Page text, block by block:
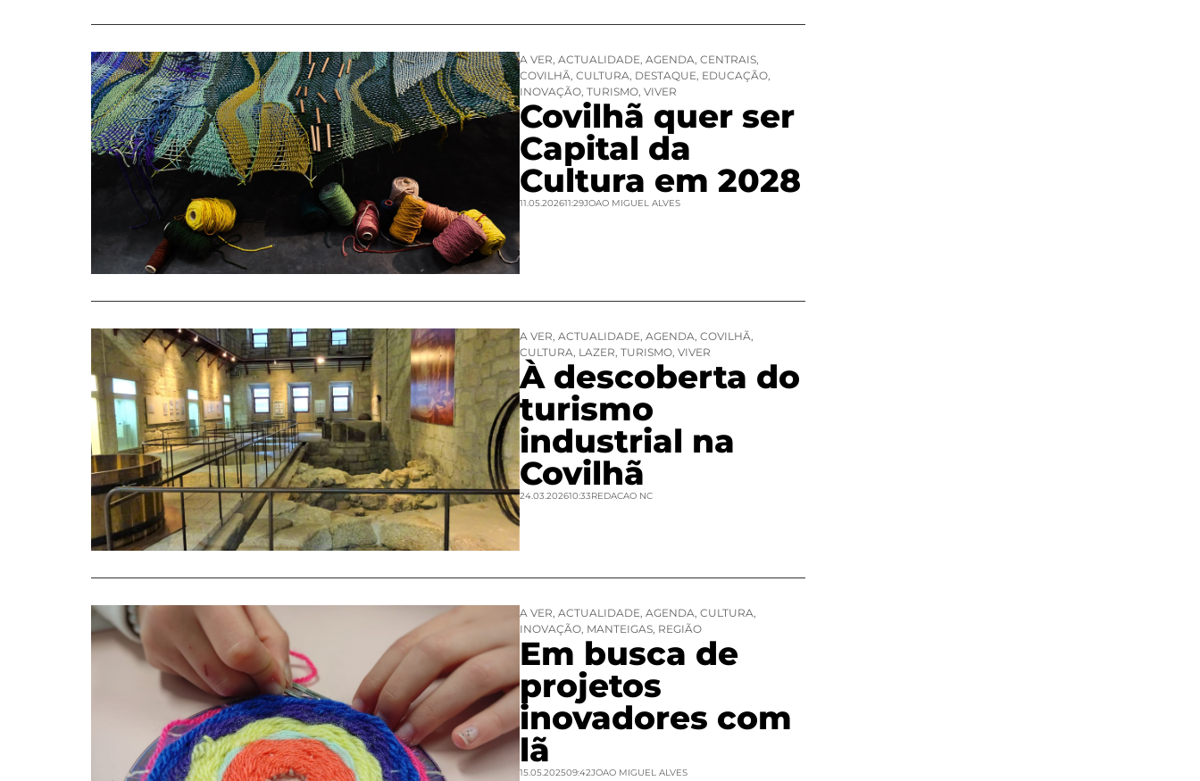
A VER, ACTUALIDADE, AGENDA, CENTRAIS,
COVILHÃ, CULTURA, DESTAQUE, EDUCAÇÃO,
INOVAÇÃO, TURISMO, VIVER
Covilhã quer ser
Capital da
Cultura em 2028
11.05.202611:29JOAO MIGUEL ALVES
A VER, ACTUALIDADE, AGENDA, COVILHÃ,
CULTURA, LAZER, TURISMO, VIVER
À descoberta do
turismo
industrial na
Covilhã
24.03.202610:33REDACAO NC
A VER, ACTUALIDADE, AGENDA, CULTURA,
INOVAÇÃO, MANTEIGAS, REGIÃO
Em busca de
projetos
inovadores com
lã
15.05.202509:42JOAO MIGUEL ALVES